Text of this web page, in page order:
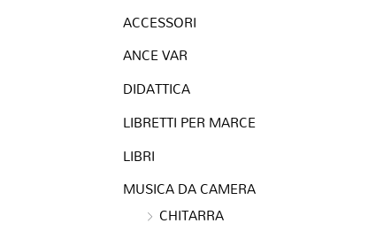
ACCESSORI
ANCE VAR
DIDATTICA
LIBRETTI PER MARCE
LIBRI
MUSICA DA CAMERA
CHITARRA